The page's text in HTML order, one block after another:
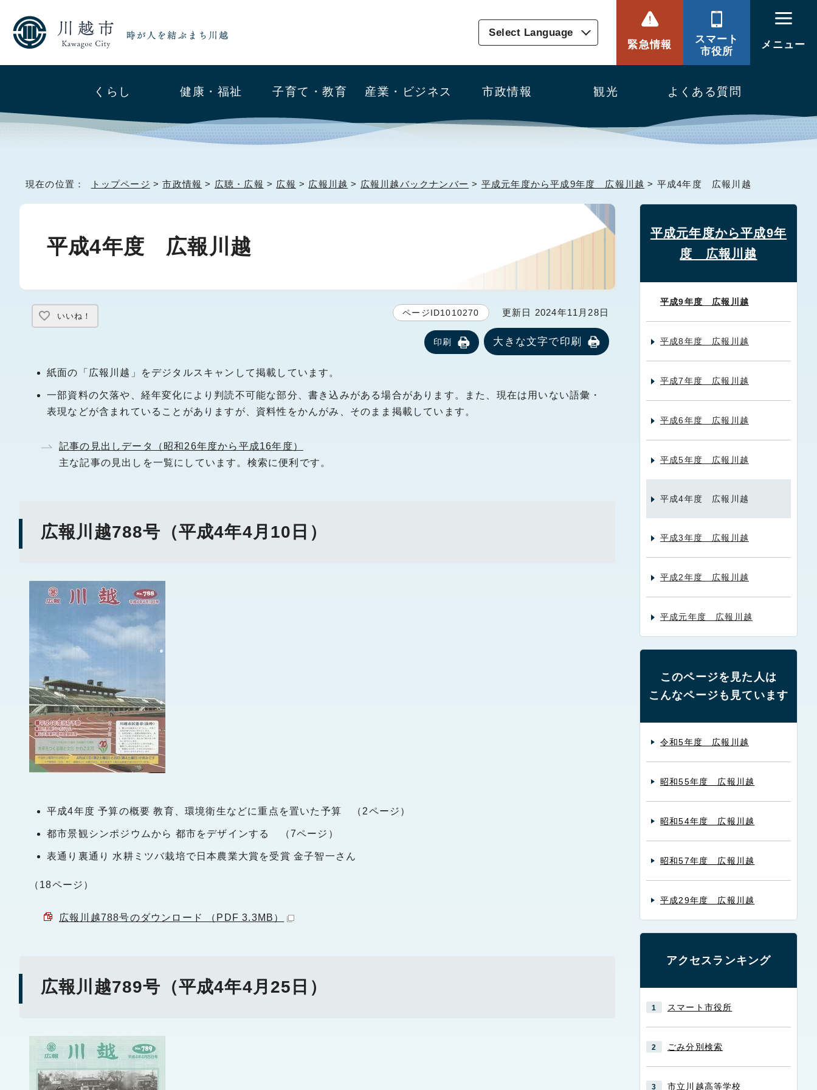
Select Language
緊急情報
スマート
市役所
メニュー
くらし 健康・福祉 子育て・教育 産業・ビジネス 市政情報 観光 よくある質問
現在の位置： トップページ >市政情報 > 広聴・広報 > 広報 > 広報川越 > 広報川越バックナンバー > 平成元年度から平成9年度 広報川越 > 平成4年度 広報川越
平成4年度 広報川越
いいね！ ページID1010270 更新日 2024年11月28日
印刷 大きな文字で印刷
紙面の「広報川越」をデジタルスキャンして掲載しています。
一部資料の欠落や、経年変化により判読不可能な部分、書き込みがある場合があります。また、現在は用いない語彙・
表現などが含まれていることがありますが、資料性をかんがみ、そのまま掲載しています。
記事の見出しデータ（昭和26年度から平成16年度）
主な記事の見出しを一覧にしています。検索に便利です。
広報川越788号（平成4年4月10日）
平成4年度 予算の概要 教育、環境衛生などに重点を置いた予算 （2ページ）
都市景観シンポジウムから 都市をデザインする （7ページ）
表通り裏通り 水耕ミツバ栽培で日本農業大賞を受賞 金子智一さん
（18ページ）
広報川越788号のダウンロード （PDF 3.3MB）
広報川越789号（平成4年4月25日）
平成元年度から平成9年
度 広報川越
平成9年度 広報川越
平成8年度 広報川越
平成7年度 広報川越
平成6年度 広報川越
平成5年度 広報川越
平成4年度 広報川越
平成3年度 広報川越
平成2年度 広報川越
平成元年度 広報川越
このページを見た人は
こんなページも見ています
令和5年度 広報川越
昭和55年度 広報川越
昭和54年度 広報川越
昭和57年度 広報川越
平成29年度 広報川越
アクセスランキング
スマート市役所
ごみ分別検索
市立川越高等学校